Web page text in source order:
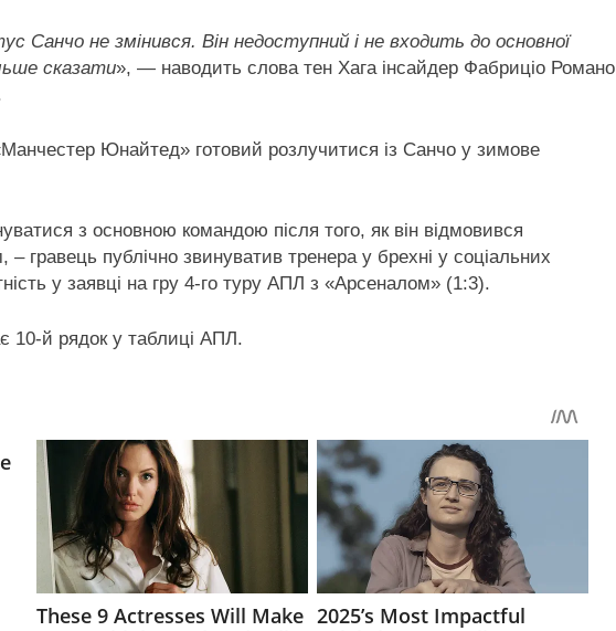
Санчо не змінився. Він недоступний і не входить до основної
сказати», — наводить слова тен Хага інсайдер Фабриціо Романо
Юнайтед» готовий розлучитися із Санчо у зимове
з основною командою після того, як він відмовився
гравець публічно звинуватив тренера у брехні у соціальних
у заявці на гру 4-го туру АПЛ з «Арсеналом» (1:3).
10-й рядок у таблиці АПЛ.